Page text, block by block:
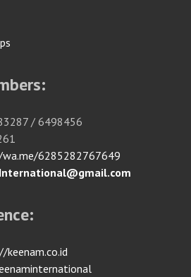
/ 6498456
6285282767649
keenam.co.id